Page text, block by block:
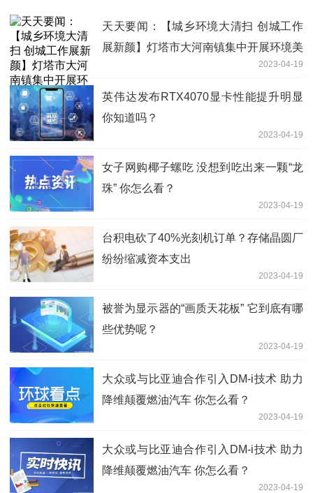
天天要闻：【城乡环境大清扫 创城工作
展新颜】灯塔市大河南镇集中开展环境美
2023-04-19
英伟达发布RTX4070显卡性能提升明显
你知道吗？
2023-04-19
女子网购椰子螺吃 没想到吃出来一颗“龙
珠” 你怎么看？
2023-04-19
台积电砍了40%光刻机订单？存储晶圆厂
纷纷缩减资本支出
2023-04-19
被誉为显示器的“画质天花板” 它到底有哪
些优势呢？
2023-04-19
大众或与比亚迪合作引入DM-i技术 助力
降维颠覆燃油汽车 你怎么看？
2023-04-19
大众或与比亚迪合作引入DM-i技术 助力
降维颠覆燃油汽车 你怎么看？
2023-04-19